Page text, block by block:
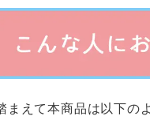
まえて本商品は以下の